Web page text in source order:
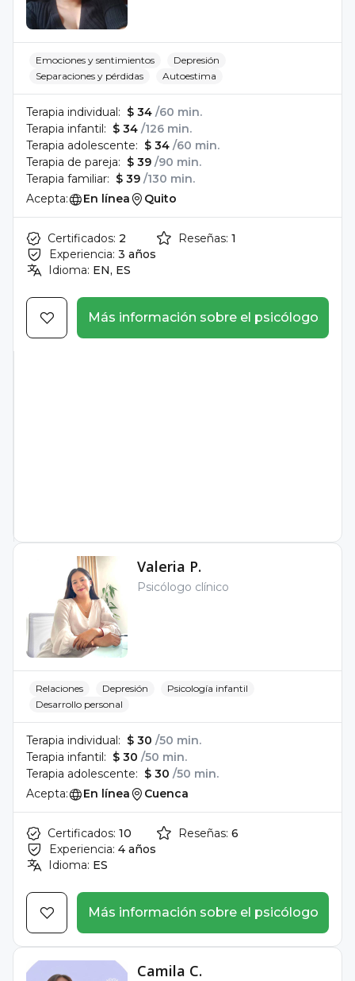
Emociones y sentimientos
Depresión
Separaciones y pérdidas
Autoestima
Terapia individual: $ 34 /60 min.
Terapia infantil: $ 34 /126 min.
Terapia adolescente: $ 34 /60 min.
Terapia de pareja: $ 39 /90 min.
Terapia familiar: $ 39 /130 min.
Acepta:
En línea Quito
Certificados: 2
Experiencia: 3 años
Idioma: EN, ES
Reseñas: 1
Más información sobre el psicólogo
Valeria P.
Psicólogo clínico
Relaciones Depresión
Psicología infantil
Desarrollo personal
Terapia individual: $ 30 /50 min.
Terapia infantil: $ 30 /50 min.
Terapia adolescente: $ 30 /50 min.
Acepta:
En línea Cuenca
Certificados: 10
Experiencia: 4 años
Idioma: ES
Reseñas: 6
Más información sobre el psicólogo
Camila C.